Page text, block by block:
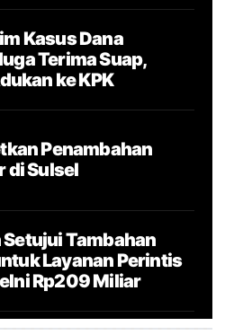
Kasus Dana
Terima Suap,
ke KPK
Penambahan
di Sulsel
Tambahan
Layanan Perintis
Rp209 Miliar